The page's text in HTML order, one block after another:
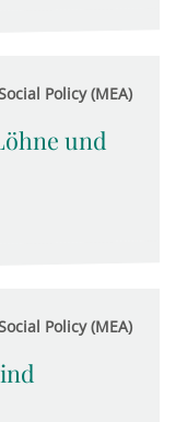
Policy (MEA)
und
Policy (MEA)